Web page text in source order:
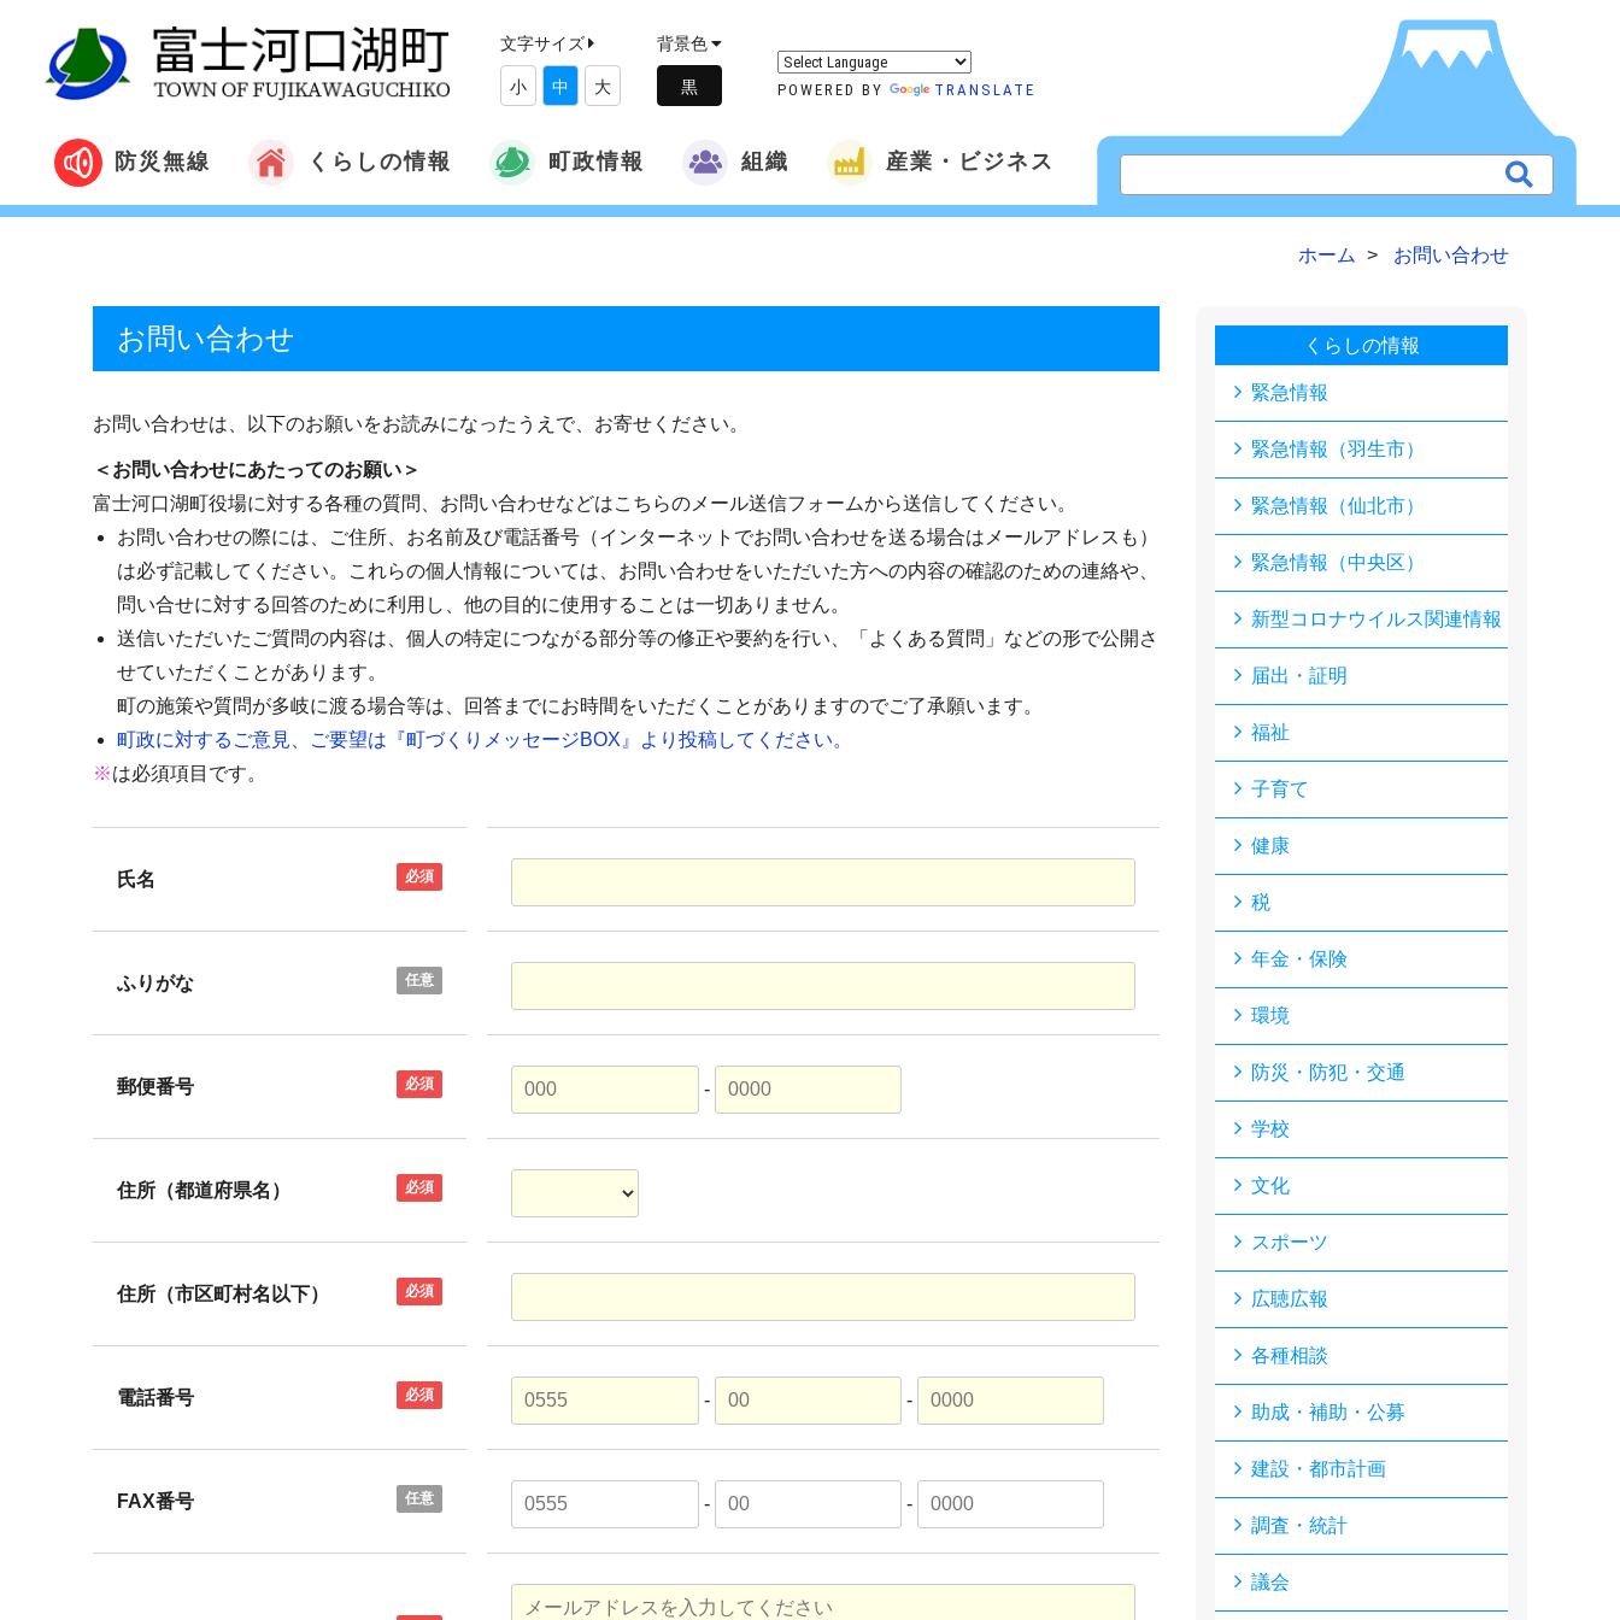
文字サイズ
小 中 大
背景色
POWERED BY TRANSLATE
防災無線 くらしの情報 町政情報 組織 産業・ビジネス
ホーム お問い合わせ
お問い合わせ
お問い合わせは、以下のお願いをお読みになったうえで、お寄せください。
＜お問い合わせにあたってのお願い＞
富士河口湖町役場に対する各種の質問、お問い合わせなどはこちらのメール送信フォームから送信してください。
お問い合わせの際には、ご住所、お名前及び電話番号（インターネットでお問い合わせを送る場合はメールアドレスも）
は必ず記載してください。これらの個人情報については、お問い合わせをいただいた方への内容の確認のための連絡や、
問い合せに対する回答のために利用し、他の目的に使用することは一切ありません。
送信いただいたご質問の内容は、個人の特定につながる部分等の修正や要約を行い、「よくある質問」などの形で公開さ
せていただくことがあります。
町の施策や質問が多岐に渡る場合等は、回答までにお時間をいただくことがありますのでご了承願います。
町政に対するご意見、ご要望は『町づくりメッセージBOX』より投稿してください。
※は必須項目です。
氏名 必須
ふりがな 任意
郵便番号 必須 -
住所（都道府県名） 必須
住所（市区町村名以下） 必須
電話番号 必須 - -
FAX番号 任意 - -
くらしの情報
緊急情報
緊急情報（羽生市）
緊急情報（仙北市）
緊急情報（中央区）
新型コロナウイルス関連情報
届出・証明
福祉
子育て
健康
税
年金・保険
環境
防災・防犯・交通
学校
文化
スポーツ
広聴広報
各種相談
助成・補助・公募
建設・都市計画
調査・統計
議会